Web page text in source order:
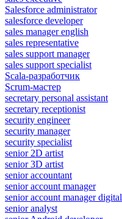
Salesforce administrator
salesforce developer
sales manager english
sales representative
sales support manager
sales support specialist
Scala-разработчик
Scrum-мастер
secretary personal assistant
secretary receptionist
security engineer
security manager
security specialist
senior 2D artist
senior 3D artist
senior accountant
senior account manager
senior account manager digital
senior analyst